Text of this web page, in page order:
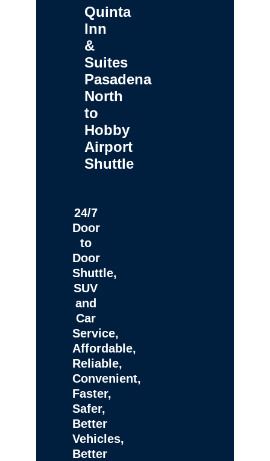
Quinta
Inn
&
Suites
Pasadena
North
to
Hobby
Airport
Shuttle
24/7
Door
to
Door
Shuttle,
SUV
and
Car
Service,
Affordable,
Reliable,
Convenient,
Faster,
Safer,
Better
Vehicles,
Better